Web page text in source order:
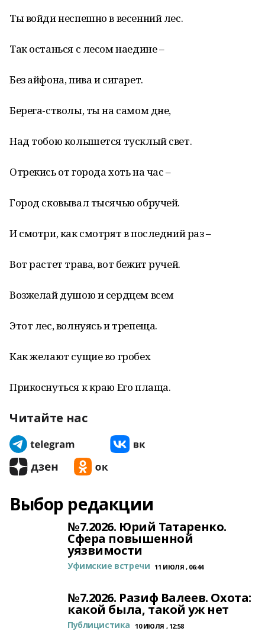
Ты войди неспешно в весенний лес.
Так останься с лесом наедине –
Без айфона, пива и сигарет.
Берега-стволы, ты на самом дне,
Над тобою колышется тусклый свет.
Отрекись от города хоть на час –
Город сковывал тысячью обручей.
И смотри, как смотрят в последний раз –
Вот растет трава, вот бежит ручей.
Возжелай душою и сердцем всем
Этот лес, волнуясь и трепеща.
Как желают сущие во гробех
Прикоснуться к краю Его плаща.
Читайте нас
Выбор редакции
№7.2026. Юрий Татаренко.
Сфера повышенной
уязвимости
Уфимские встречи 11 ИЮЛЯ , 06:44
№7.2026. Разиф Валеев. Охота:
какой была, такой уж нет
Публицистика 10 ИЮЛЯ , 12:58